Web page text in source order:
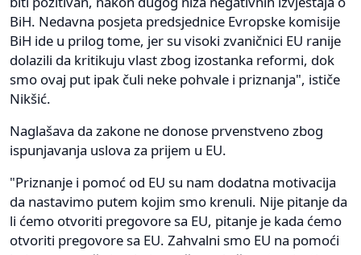
BiH. Nedavna posjeta predsjednice Evropske komisije
BiH ide u prilog tome, jer su visoki zvaničnici EU ranije
dolazili da kritikuju vlast zbog izostanka reformi, dok
smo ovaj put ipak čuli neke pohvale i priznanja", ističe
Nikšić.
Naglašava da zakone ne donose prvenstveno zbog
ispunjavanja uslova za prijem u EU.
"Priznanje i pomoć od EU su nam dodatna motivacija
da nastavimo putem kojim smo krenuli. Nije pitanje da
li ćemo otvoriti pregovore sa EU, pitanje je kada ćemo
otvoriti pregovore sa EU. Zahvalni smo EU na pomoći